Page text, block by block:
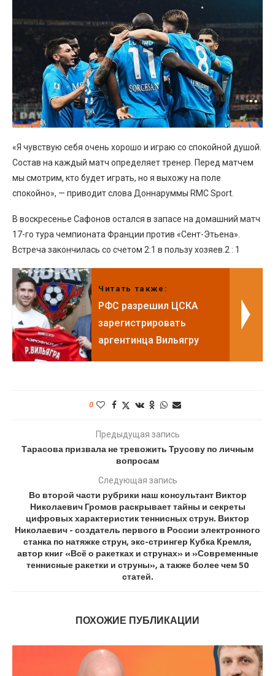
«Я чувствую себя очень хорошо и играю со спокойной душой.
Состав на каждый матч определяет тренер. Перед матчем
мы смотрим, кто будет играть, но я выхожу на поле
спокойно», — приводит слова Доннаруммы RMC Sport.
В воскресенье Сафонов остался в запасе на домашний матч
17-го тура чемпионата Франции против «Сент-Этьена».
Встреча закончилась со счетом 2:1 в пользу хозяев.2 : 1
Читать также:
РФС разрешил ЦСКА
зарегистрировать
аргентинца Вильягру
0
Предыдущая запись
Тарасова призвала не тревожить Трусову по личным
вопросам
Следующая запись
Во второй части рубрики наш консультант Виктор
Николаевич Громов раскрывает тайны и секреты
цифровых характеристик теннисных струн. Виктор
Николаевич - создатель первого в России электронного
станка по натяжке струн, экс-стрингер Кубка Кремля,
автор книг «Всё о ракетках и струнах» и »Современные
теннисные ракетки и струны», а также более чем 50
статей.
ПОХОЖИЕ ПУБЛИКАЦИИ